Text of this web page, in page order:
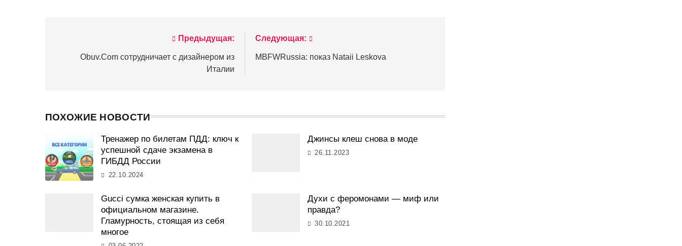
Предыдущая:
Obuv.Com сотрудничает с дизайнером из
Италии
Следующая:
MBFWRussia: показ Nataii Leskova
ПОХОЖИЕ НОВОСТИ
Тренажер по билетам ПДД: ключ к
успешной сдаче экзамена в
ГИБДД России
22.10.2024
Джинсы клеш снова в моде
26.11.2023
Gucci сумка женская купить в
официальном магазине.
Гламурность, стоящая из себя
многое
Духи с феромонами — миф или
правда?
30.10.2021